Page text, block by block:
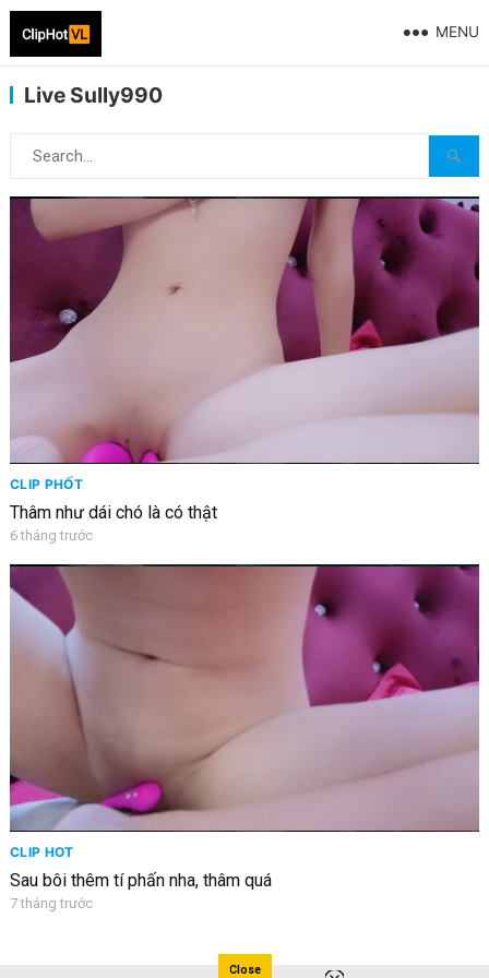
MENU
Live Sully990
CLIP PHỐT
Thâm như dái chó là có thật
6 tháng trước
CLIP HOT
Sau bôi thêm tí phấn nha, thâm quá
7 tháng trước
Close